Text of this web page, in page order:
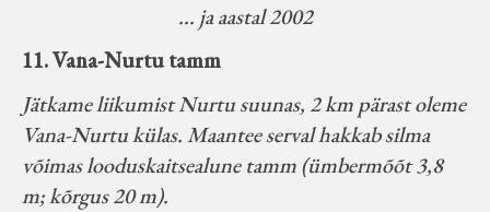
... ja aastal 2002
11. Vana-Nurtu tamm
Jätkame liikumist Nurtu suunas, 2 km pärast oleme
Vana-Nurtu külas. Maantee serval hakkab silma
võimas looduskaitsealune tamm (ümbermõõt 3,8
m; kõrgus 20 m).